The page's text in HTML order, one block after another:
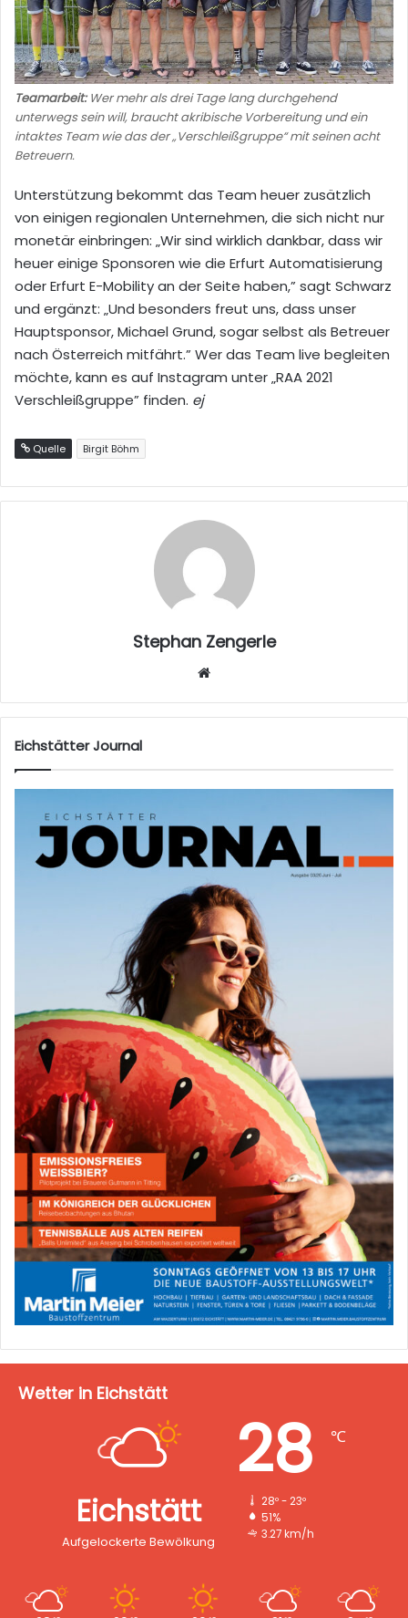
Teamarbeit:Wer mehr als drei Tage lang durchgehend
unterwegs sein will, braucht akribische Vorbereitung und ein
intaktes Team wie das der „Verschleißgruppe“ mit seinen acht
Betreuern.
Unterstützung bekommt das Team heuer zusätzlich
von einigen regionalen Unternehmen, die sich nicht nur
monetär einbringen: „Wir sind wirklich dankbar, dass wir
heuer einige Sponsoren wie die Erfurt Automatisierung
oder Erfurt E-Mobility an der Seite haben,” sagt Schwarz
und ergänzt: „Und besonders freut uns, dass unser
Hauptsponsor, Michael Grund, sogar selbst als Betreuer
nach Österreich mitfährt.” Wer das Team live begleiten
möchte, kann es auf Instagram unter „RAA 2021
Verschleißgruppe” finden. ej
Quelle Birgit Böhm
Stephan Zengerle
sei
Eichstätter Journal
Wetter in Eichstätt
Eichstätt
Aufgelockerte Bewölkung
28 ℃
28º - 23º
51%
3.27 km/h